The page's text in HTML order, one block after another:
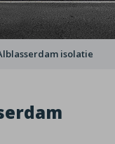
isolatie